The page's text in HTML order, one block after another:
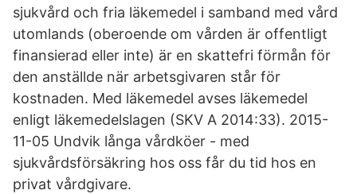
sjukvård och fria läkemedel i samband med vård
utomlands (oberoende om vården är offentligt
finansierad eller inte) är en skattefri förmån för
den anställde när arbetsgivaren står för
kostnaden. Med läkemedel avses läkemedel
enligt läkemedelslagen (SKV A 2014:33). 2015-
11-05 Undvik långa vårdköer - med
sjukvårdsförsäkring hos oss får du tid hos en
privat vårdgivare.